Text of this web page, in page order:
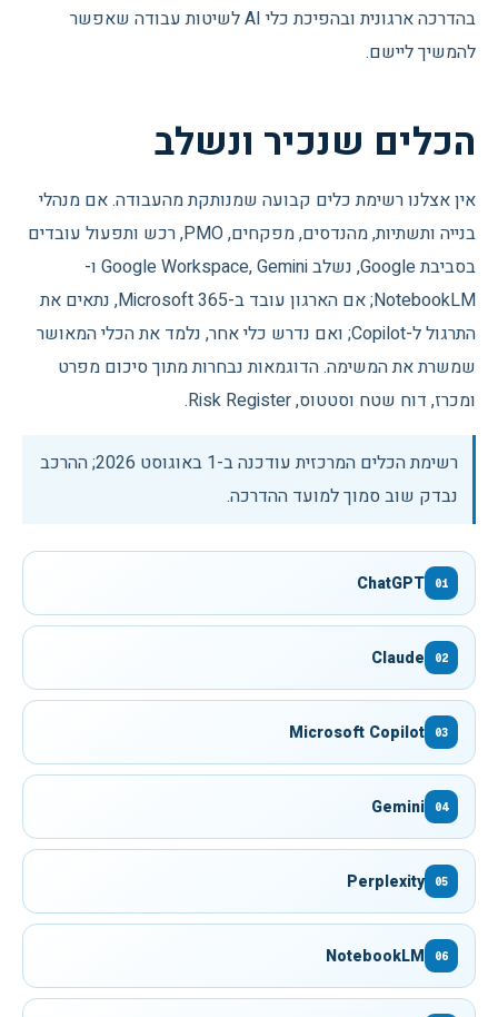
בהדרכה ארגונית ובהפיכת כלי AI לשיטות עבודה שאפשר
להמשיך ליישם.
הכלים שנכיר ונשלב
אין אצלנו רשימת כלים קבועה שמנותקת מהעבודה. אם מנהלי
בנייה ותשתיות, מהנדסים, מפקחים, PMO, רכש ותפעול עובדים
בסביבת Google, נשלב Google Workspace, Gemini ו-
NotebookLM; אם הארגון עובד ב-Microsoft 365, נתאים את
התרגול ל-Copilot; ואם נדרש כלי אחר, נלמד את הכלי המאושר
שמשרת את המשימה. הדוגמאות נבחרות מתוך סיכום מפרט
ומכרז, דוח שטח וסטטוס, Risk Register.
רשימת הכלים המרכזית עודכנה ב-1 באוגוסט 2026
; ההרכב
נבדק שוב סמוך למועד ההדרכה.
01
ChatGPT
02
Claude
03
Microsoft Copilot
04
Gemini
05
Perplexity
06
NotebookLM